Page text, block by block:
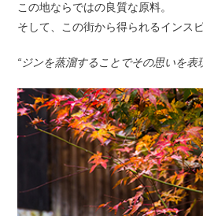
この地ならではの良質な原料。
そして、この街から得られるインス
“ジンを蒸溜することでその思いを表